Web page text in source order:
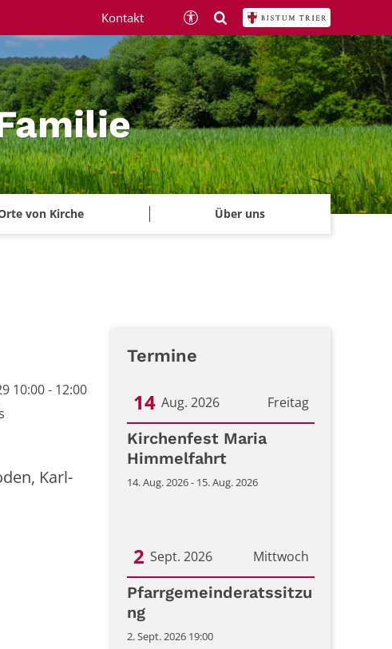
von Kirche Über uns
Kontakt
10:00 - 12:00
Karl-
Termine
Freitag
14 Aug. 2026
Datum: 14. August 2026
Kirchenfest Maria
Himmelfahrt
14. Aug. 2026 - 15. Aug. 2026
Mittwoch
2 Sept. 2026
Datum: 2. September 2026
Pfarrgemeinderatssitzu
ng
2. Sept. 2026 19:00